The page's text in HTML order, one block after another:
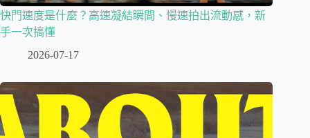
快門速度是什麼？高速凝結瞬間、慢速拍出流動感，新
手一次搞懂
2026-07-17